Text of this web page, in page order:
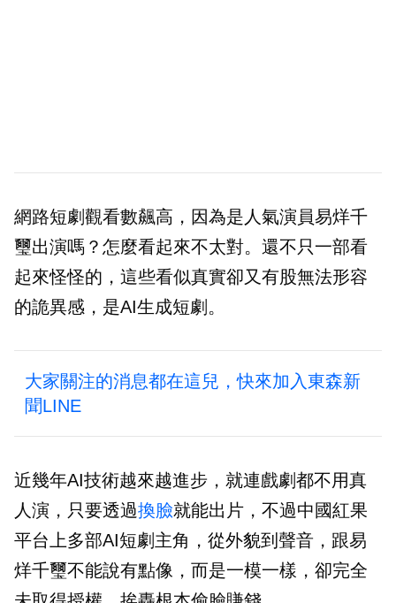
網路短劇觀看數飆高，因為是人氣演員易烊千
璽出演嗎？怎麼看起來不太對。還不只一部看
起來怪怪的，這些看似真實卻又有股無法形容
的詭異感，是AI生成短劇。
大家關注的消息都在這兒，快來加入東森新
聞LINE
近幾年AI技術越來越進步，就連戲劇都不用真
人演，只要透過換臉就能出片，不過中國紅果
平台上多部AI短劇主角，從外貌到聲音，跟易
烊千璽不能說有點像，而是一模一樣，卻完全